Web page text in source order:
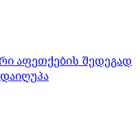
აფეთქების შედეგად